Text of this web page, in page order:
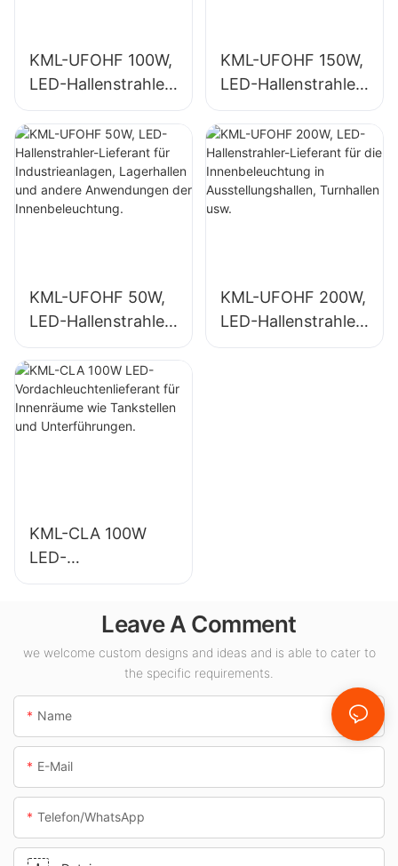
KML-UFOHF 100W,
LED-Hallenstrahler-
Lieferant für
Industrieanlagen,
Lagerhallen und
andere
Anwendungen der
KML-UFOHF 150W,
LED-Hallenstrahler-
Lieferant für die
Innenbeleuchtung
in Industrieanlagen,
Turnhallen usw.
KML-UFOHF 50W,
LED-Hallenstrahler-
Lieferant für
Industrieanlagen,
Lagerhallen und
andere
KML-UFOHF 200W,
LED-Hallenstrahler-
Lieferant für die
KML-CLA 100W
LED-
Vordachleuchtenlie
Innenräume wie
Tankstellen und
Unterführungen.
Leave A Comment
we welcome custom designs and ideas and is able to cater to
the specific requirements.
Name
E-Mail
Telefon/WhatsApp